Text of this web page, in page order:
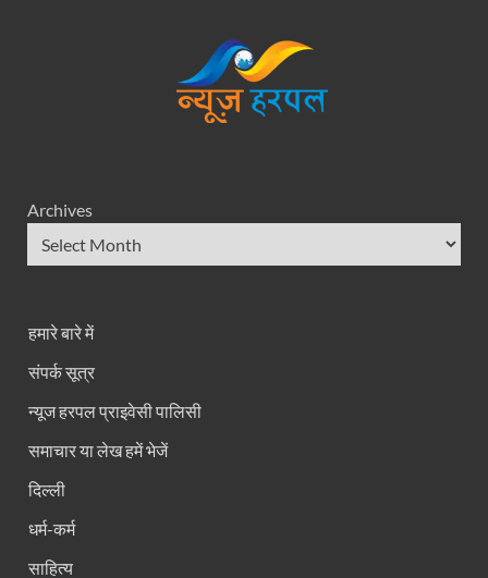
Archives
हमारे बारे में
संपर्क सूत्र
न्यूज हरपल प्राइवेसी पालिसी
समाचार या लेख हमें भेजें
दिल्ली
धर्म-कर्म
साहित्य